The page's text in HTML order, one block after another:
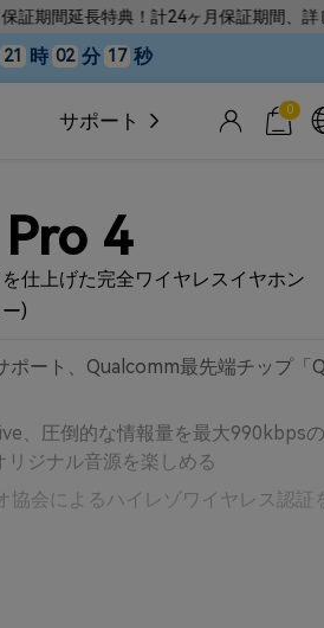
月保証期間、詳しくはこちら
21 時 02 分 14 秒
サポート 0
4
仕上げた完全ワイヤレスイヤホン
)
ート、Qualcomm最先端チップ「
、圧倒的な情報量を最大990kbps
ジナル音源を楽しめる
協会によるハイレゾワイヤレス認証
に対応
のノイズを低減